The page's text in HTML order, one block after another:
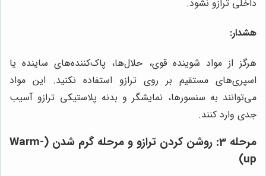
داخلی ترازو نشود.
هشدار:
هرگز از مواد شوینده قوی، حلال‌ها، پاک‌کننده‌های ساینده یا
اسپری‌های مستقیم بر روی ترازو استفاده نکنید. این مواد
می‌توانند به سنسورها، نمایشگر و بدنه پلاستیکی ترازو آسیب
جدی وارد کنند.
مرحله 3: روشن کردن ترازو و مرحله گرم شدن (Warm-
up)